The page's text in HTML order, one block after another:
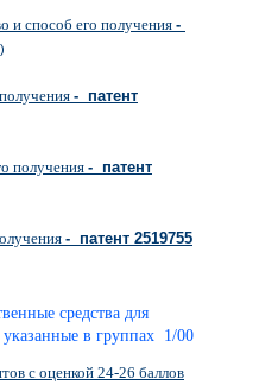
и способ его получения -
- патент
получения - патент
- патент 2519755
средства для
в группах 1/00
с оценкой 24-26 баллов